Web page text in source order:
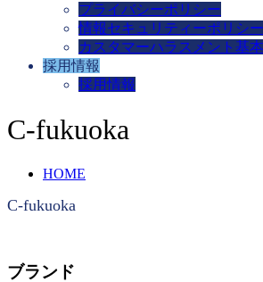
プライバシーポリシー
情報セキュリティーポリシー
カスタマーハラスメント基
採用情報
採用情報
C-fukuoka
HOME
C-fukuoka
ブランド